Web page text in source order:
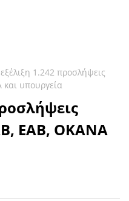
1.242 προσλήψεις
υπουργεία
ΕΑΒ, ΟΚΑΝΑ